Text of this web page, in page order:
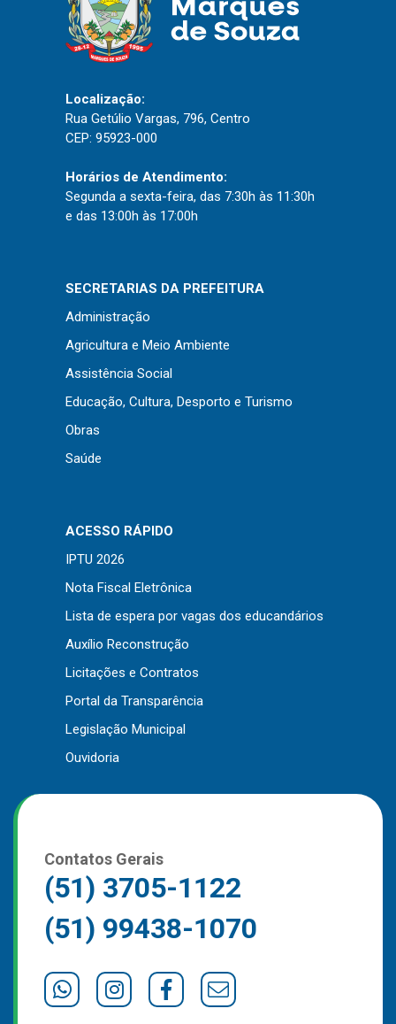
Publicações
Diário Oficial (Novo)
Diário Oficial (Até 30/04)
Processo Seletivo
Seletivo Simplificado
Licitações
Dispensas e Inexigibilidades
Chamamentos Públicos
Leis, Decretos e Portarias
Transparência
Radar da Transparência
Cespro
Outros
Downloads
Contato
Localização:
Rua Getúlio Vargas, 796, Centro
CEP: 95923-000
Horários de Atendimento:
Segunda a sexta-feira, das 7:30h às 11:30h
e das 13:00h às 17:00h
SECRETARIAS DA PREFEITURA
Administração
Agricultura e Meio Ambiente
Assistência Social
Educação, Cultura, Desporto e Turismo
Obras
Saúde
ACESSO RÁPIDO
IPTU 2026
Nota Fiscal Eletrônica
Lista de espera por vagas dos educandários
Auxílio Reconstrução
Licitações e Contratos
Portal da Transparência
Legislação Municipal
Ouvidoria
Contatos Gerais
(51) 3705-1122
(51) 99438-1070